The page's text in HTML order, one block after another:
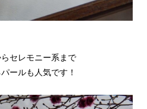
セレモニー系まで
ールも人気です！